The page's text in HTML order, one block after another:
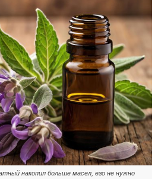
накопил больше масел, его не нужно